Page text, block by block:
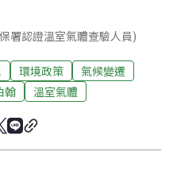
署認證溫室氣體查驗人員)
環境政策
氣候變遷
翰 溫室氣體